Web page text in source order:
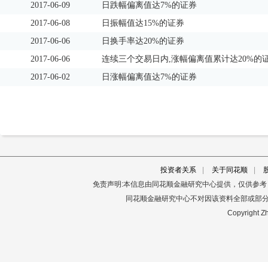
2017-06-09
日跌幅偏离值达7%的证券
2017-06-08
日振幅值达15%的证券
2017-06-06
日换手率达20%的证券
2017-06-06
连续三个交易日内,涨幅偏离值累计达20%的
2017-06-02
日涨幅偏离值达7%的证券
投资者关系 关于同花顺
免责声明:本信息由同花顺金融研究中心提供，仅供参
同花顺金融研究中心不对因该资料全部或部
Copyright